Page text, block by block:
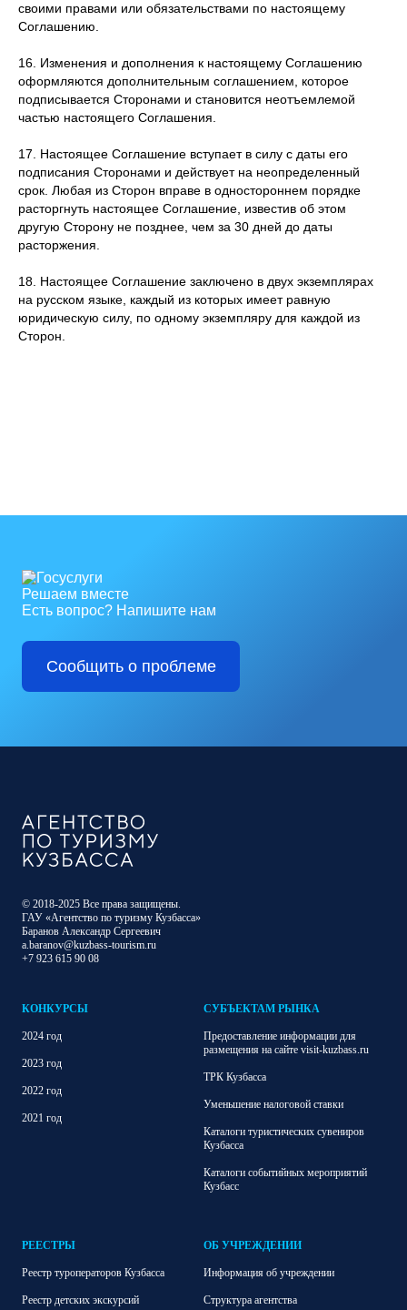
своими правами или обязательствами по настоящему
Соглашению.
16. Изменения и дополнения к настоящему Соглашению
оформляются дополнительным соглашением, которое
подписывается Сторонами и становится неотъемлемой
частью настоящего Соглашения.
17. Настоящее Соглашение вступает в силу с даты его
подписания Сторонами и действует на неопределенный
срок. Любая из Сторон вправе в одностороннем порядке
расторгнуть настоящее Соглашение, известив об этом
другую Сторону не позднее, чем за 30 дней до даты
расторжения.
18. Настоящее Соглашение заключено в двух экземплярах
на русском языке, каждый из которых имеет равную
юридическую силу, по одному экземпляру для каждой из
Сторон.
Решаем вместе
Есть вопрос? Напишите нам
Сообщить о проблеме
© 2018-2025 Все права защищены.
ГАУ «Агентство по туризму Кузбасса»
Баранов Александр Сергеевич
a.baranov@kuzbass-tourism.ru
+7 923 615 90 08
КОНКУРСЫ
2024 год
2023 год
2022 год
2021 год
СУБЪЕКТАМ РЫНКА
Предоставление информации для
размещения на сайте visit-kuzbass.ru
ТРК Кузбасса
Уменьшение налоговой ставки
Каталоги туристических сувениров
Кузбасса
Каталоги событийных мероприятий
Кузбасс
РЕЕСТРЫ
Реестр туроператоров Кузбасса
Реестр детских экскурсий
ОБ УЧРЕЖДЕНИИ
Информация об учреждении
Структура агентства